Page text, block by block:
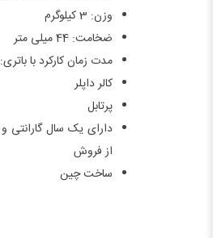
وزن: 3 کیلوگرم
ضخامت: 44 میلی متر
مدت زمان کارکرد با باتری: 8 ساعت
کالر داپلر
پرتابل
از فروش
ساخت چین